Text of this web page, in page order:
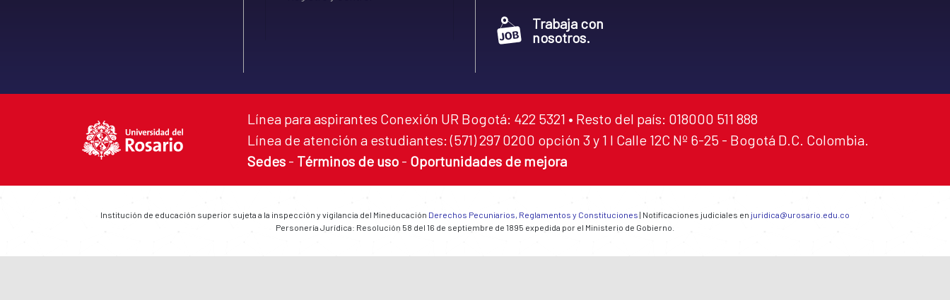
Trabaja con
nosotros.
Línea para aspirantes Conexión UR Bogotá: 422 5321 • Resto del país: 018000 511 888
Línea de atención a estudiantes: (571) 297 0200 opción 3 y 1 I Calle 12C Nº 6-25 - Bogotá D.C. Colombia.
Sedes - Términos de uso - Oportunidades de mejora
Institución de educación superior sujeta a la inspección y vigilancia del Mineducación Derechos Pecuniarios, Reglamentos y Constituciones | Notificaciones judiciales en juridica@urosario.edu.co
Personería Jurídica: Resolución 58 del 16 de septiembre de 1895 expedida por el Ministerio de Gobierno.